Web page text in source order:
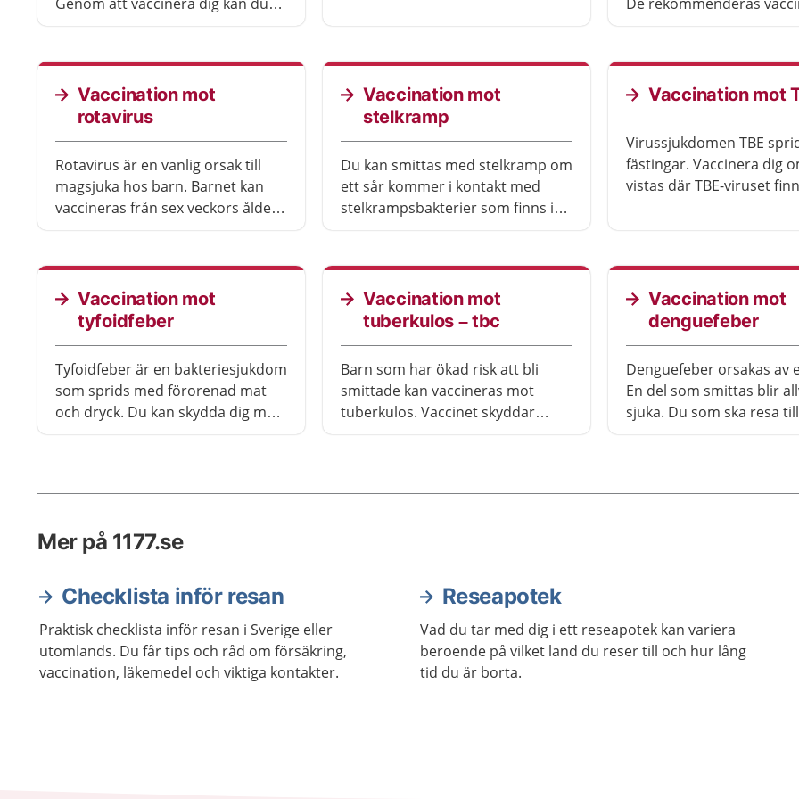
utomlands.
Vaccination mot
rotavirus
Rotavirus är en vanlig orsak till
magsjuka hos barn. Barnet kan
vaccineras från sex veckors ålder
Vaccination mot
stelkramp
Du kan smittas med stelkramp om
ett sår kommer i kontakt med
stelkrampsbakterier som finns i
rekommenderas för alla, inte bara
om du ska resa utomlands.
Vaccination mot
Virussjukdomen TBE
fästingar. Vaccinera dig
vistas där TBE-viruset finns. Du
Vaccination mot
tyfoidfeber
Tyfoidfeber är en bakteriesjukdom
som sprids med förorenad mat
och dryck. Du kan skydda dig med
Vaccination mot
tuberkulos – tbc
Barn som har ökad risk att bli
smittade kan vaccineras mot
tuberkulos. Vaccinet skyddar
Vaccination mot
denguefeber
Denguefeber orsakas av
En del som smittas blir
sjuka. Du som ska resa
Mer på 1177.se
Checklista inför resan
Praktisk checklista inför resan i Sverige eller
utomlands. Du får tips och råd om försäkring,
vaccination, läkemedel och viktiga kontakter.
Reseapotek
Vad du tar med dig i ett reseapotek kan variera
beroende på vilket land du reser till och hur lång
tid du är borta.